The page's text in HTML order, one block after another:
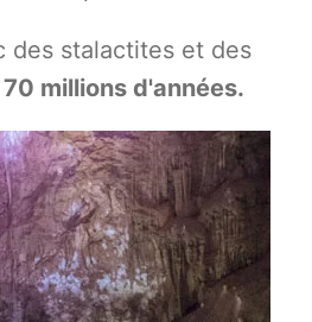
des stalactites et des
millions d'années.